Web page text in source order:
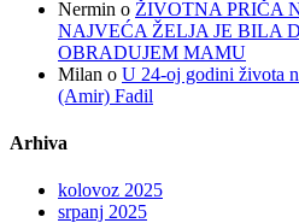
Nermin o ŽIVOTNA PRIČA
NAJVEĆA ŽELJA JE BILA
OBRADUJEM MAMU
Milan o U 24-oj godini života
(Amir) Fadil
Arhiva
kolovoz 2025
srpanj 2025